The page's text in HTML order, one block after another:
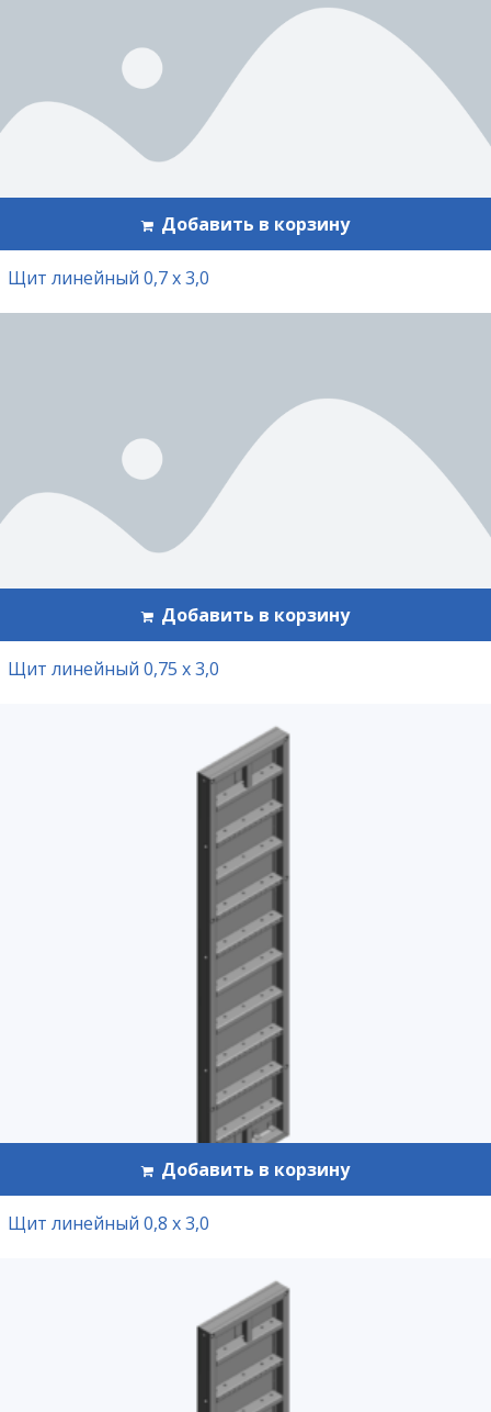
Добавить в корзину
Щит линейный 0,7 х 3,0
Добавить в корзину
Щит линейный 0,75 х 3,0
Добавить в корзину
Щит линейный 0,8 х 3,0